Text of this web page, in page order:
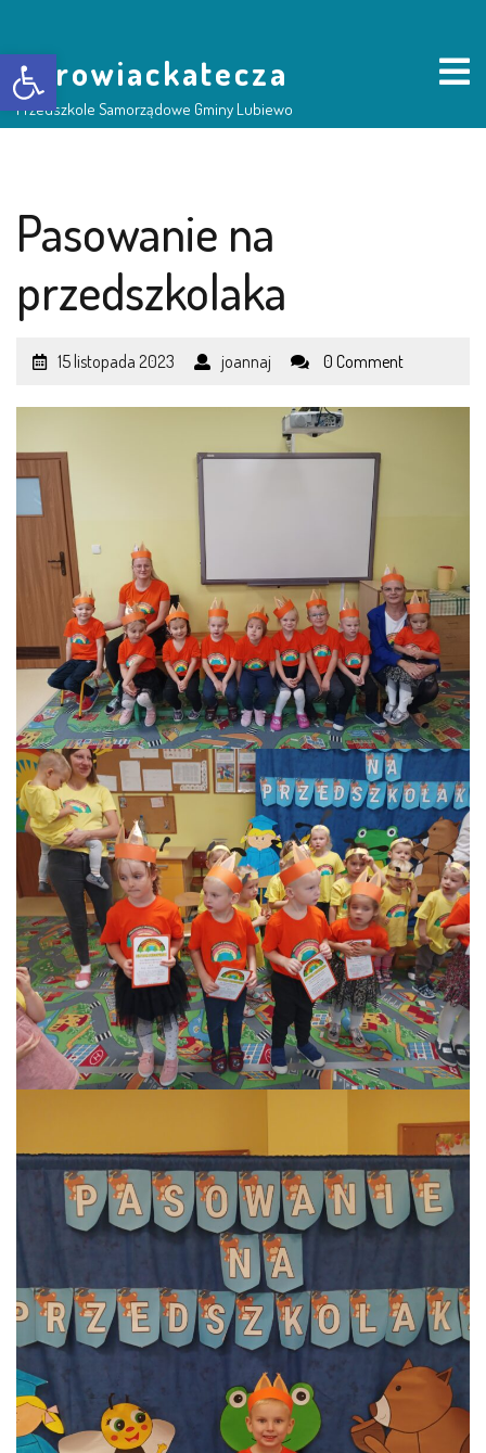
Otwórz pasek narzędzi
borowiackatecza
Przedszkole Samorządowe Gminy Lubiewo
NASZE PRZEDSZKOLE
RADA RODZICÓW
LEŚNE PSZCZÓŁKI – BYSŁAW
ŻABKI – BYSŁAW
SOWY – BYSŁAW
WIEWIÓRKI – BYSŁAW
MISIE – BYSŁAW
PSZCZÓŁKI – LUBIEWO
WIEWIÓRKI – LUBIEWO
ŻABKI – LUBIEWO
WIEWIÓRKI – SUCHA
PRACOWNICY
STATUT I STANDARDY
PROCEDURY I REGULAMINY
DEKLARACJA DOSTĘPNOŚCI
RADOŚĆ – ZABAWA – NAUKA
NASZA KONCEPCJA
ROCZNY PLAN PRACY
Pasowanie na
przedszkolaka
15 listopada 2023 joannaj 0 Comment